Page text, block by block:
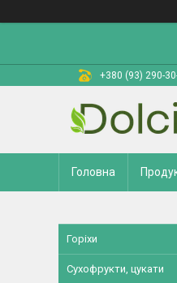
+380 (93) 290-
Головна
Горіхи
Сухофрукти, цукати